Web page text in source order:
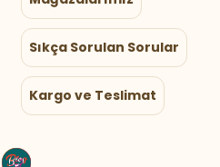
Sıkça Sorulan Sorular
Kargo ve Teslimat